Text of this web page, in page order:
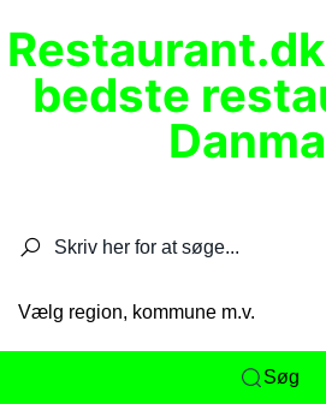
bedste
Vælg region, kommune m.v.
Søg